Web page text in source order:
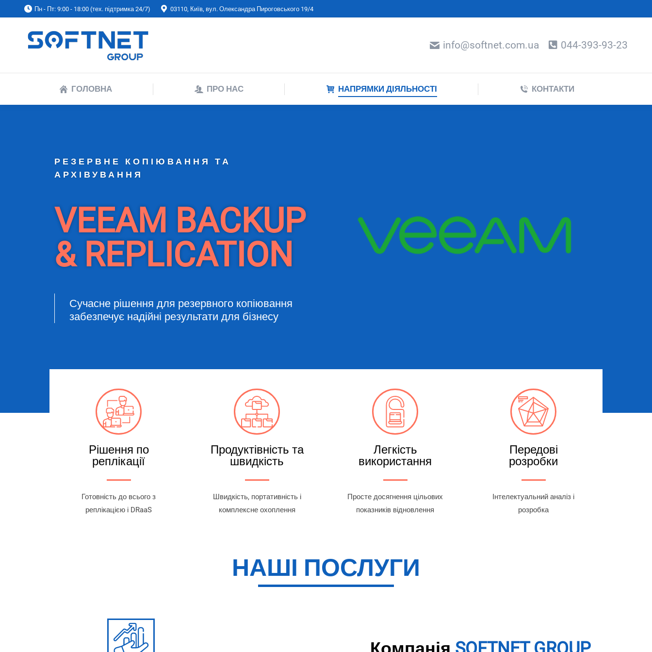
Пн - Пт: 9:00 - 18:00 (тех. підтримка 24/7) 03110, Київ, вул. Олександра Пироговського 19/4
info@softnet.com.ua 044-393-93-23
ГОЛОВНА ПРО НАС НАПРЯМКИ ДІЯЛЬНОСТІ КОНТАКТИ
РЕЗЕРВНЕ КОПІЮВАННЯ ТА
АРХІВУВАННЯ
VEEAM BACKUP
& REPLICATION
Сучасне рішення для резервного копіювання
забезпечує надійні результати для бізнесу
Рішення по
реплікації
Готовність до всього з
реплікацією і DRaaS
Продуктівність та
швидкість
Швидкість, портативність і
комплексне охоплення
Легкість
використання
Просте досягнення цільових
показників відновлення
Передові
розробки
Інтелектуальний аналіз і
розробка
НАШІ ПОСЛУГИ
ГОЛОВНА ПРО НАС НАПРЯМКИ ДІЯЛЬНОСТІ КОНТАКТИ